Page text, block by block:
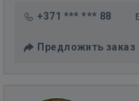
+371 *** *** 88
Предложить заказ